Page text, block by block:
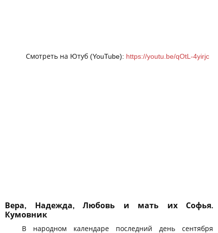
Смотреть на Ютуб (YouTube): https://youtu.be/qOtL-4yirjc
Вера, Надежда, Любовь и мать их Софья.
Кумовник
В народном календаре последний день сентября